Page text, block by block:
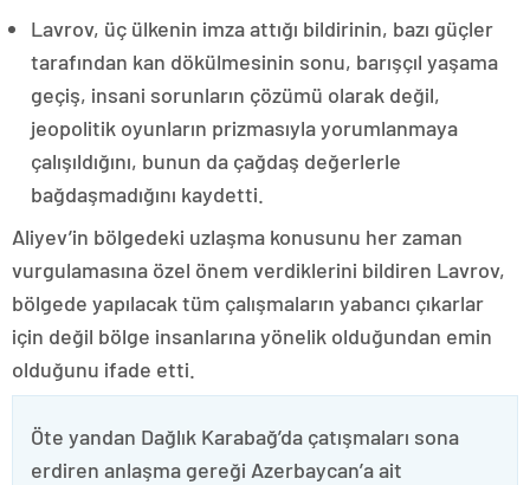
Lavrov, üç ülkenin imza attığı bildirinin, bazı güçler
tarafından kan dökülmesinin sonu, barışçıl yaşama
geçiş, insani sorunların çözümü olarak değil,
jeopolitik oyunların prizmasıyla yorumlanmaya
çalışıldığını, bunun da çağdaş değerlerle
bağdaşmadığını kaydetti.
Aliyev’in bölgedeki uzlaşma konusunu her zaman
vurgulamasına özel önem verdiklerini bildiren Lavrov,
bölgede yapılacak tüm çalışmaların yabancı çıkarlar
için değil bölge insanlarına yönelik olduğundan emin
olduğunu ifade etti.
Öte yandan Dağlık Karabağ’da çatışmaları sona
erdiren anlaşma gereği Azerbaycan’a ait